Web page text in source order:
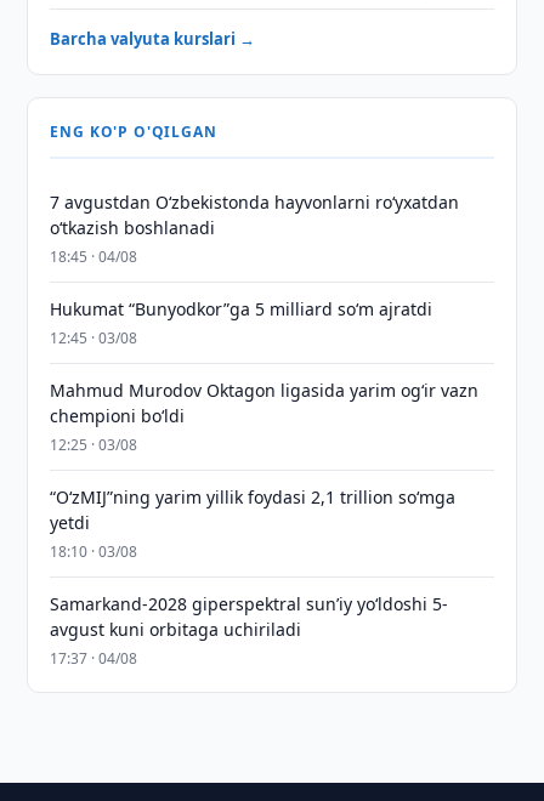
Barcha valyuta kurslari →
ENG KO'P O'QILGAN
7 avgustdan O‘zbekistonda hayvonlarni ro‘yxatdan
o‘tkazish boshlanadi
18:45 · 04/08
Hukumat “Bunyodkor”ga 5 milliard so‘m ajratdi
12:45 · 03/08
Mahmud Murodov Oktagon ligasida yarim og‘ir vazn
chempioni bo‘ldi
12:25 · 03/08
“O‘zMIJ”ning yarim yillik foydasi 2,1 trillion so‘mga
yetdi
18:10 · 03/08
Samarkand-2028 giperspektral sun’iy yo‘ldoshi 5-
avgust kuni orbitaga uchiriladi
17:37 · 04/08